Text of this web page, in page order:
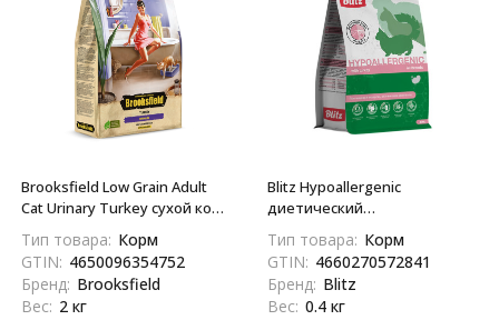
Brooksfield Low Grain Adult
Cat Urinary Turkey сухой корм
профилактика МКБ, с
индейкой и рисом - 2 кг
Тип товара: Корм
GTIN: 4650096354752
Бренд: Brooksfield
Вес: 2 кг
Blitz Hypoallergenic
диетический
для взрослых кошек при
пищевой аллергии - 400 г
Тип товара: Корм
GTIN: 4660270572841
Бренд: Blitz
Вес: 0.4 кг